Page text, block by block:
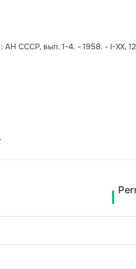
СССР, вып. 1-4. - 1958. - I-XX,